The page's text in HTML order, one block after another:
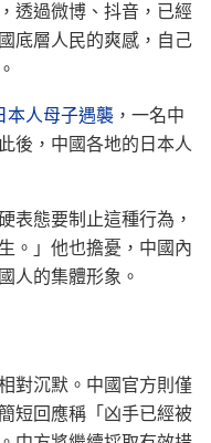
透過微博、抖音，已經
底層人民的爽感，自己
本人母子遇襲 ，一名中
後，中國各地的日本人
表態要制止這種行為，
。」他也擔憂，中國內
人的集體形象。
對沉默。中國官方則僅
短回應稱「凶手已經被